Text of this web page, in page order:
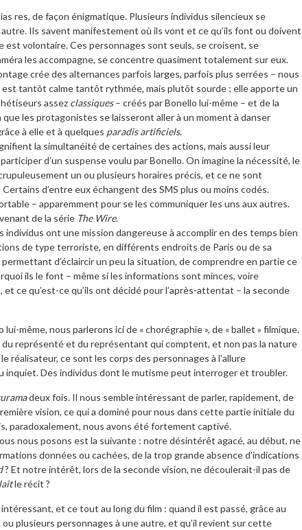
res, de façon énigmatique. Plusieurs individus silencieux se
Ils savent manifestement où ils vont et ce qu’ils font ou doivent
est volontaire. Ces personnages sont seuls, se croisent, se
les accompagne, se concentre quasiment totalement sur eux.
crée des alternances parfois larges, parfois plus serrées – nous
tantôt calme tantôt rythmée, mais plutôt sourde ; elle apporte un
assez classiques– créés par Bonello lui-même – et de la
que les protagonistes se laisseront aller à un moment à danser
à elle et à quelques paradis artificiels.
la simultanéité de certaines des actions, mais aussi leur
d’un suspense voulu par Bonello. On imagine la nécessité, le
un ou plusieurs horaires précis, et ce ne sont
d’entre eux échangent des SMS plus ou moins codés.
– apparemment pour se les communiquer les uns aux autres.
de la série The Wire.
ont une mission dangereuse à accomplir en des temps bien
de type terroriste, en différents endroits de Paris ou de sa
d’éclaircir un peu la situation, de comprendre en partie ce
ils le font – même si les informations sont minces, voire
ce qu’est-ce qu’ils ont décidé pour l’après-attentat – la seconde
même, nous parlerons ici de « chorégraphie », de « ballet » filmique.
du représenté et du représentant qui comptent, et non pas la nature
réalisateur, ce sont les corps des personnages à l’allure
inquiet. Des individus dont le mutisme peut interroger et troubler.
deux fois. Il nous semble intéressant de parler, rapidement, de
vision, ce qui a dominé pour nous dans cette partie initiale du
paradoxalement, nous avons été fortement captivé.
nous posons est la suivante : notre désintérêt agacé, au début, ne
données ou cachées, de la trop grande absence d’indications
? Et notre intérêt, lors de la seconde vision, ne découlerait-il pas de
le récit ?
et ce tout au long du film : quand il est passé, grâce au
plusieurs personnages à une autre, et qu’il revient sur cette